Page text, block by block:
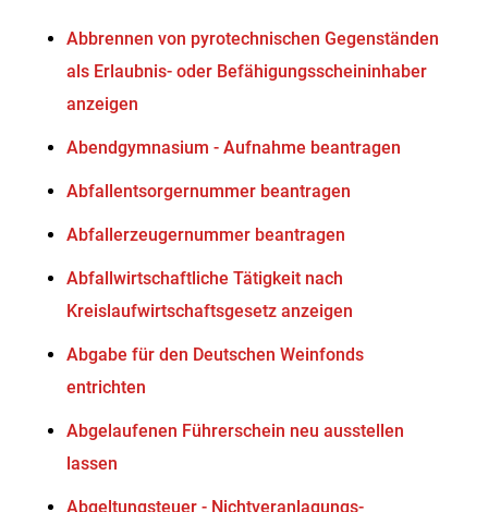
Abbrennen von pyrotechnischen Gegenständen
als Erlaubnis- oder Befähigungsscheininhaber
anzeigen
Abendgymnasium - Aufnahme beantragen
Abfallentsorgernummer beantragen
Abfallerzeugernummer beantragen
Abfallwirtschaftliche Tätigkeit nach
Kreislaufwirtschaftsgesetz anzeigen
Abgabe für den Deutschen Weinfonds
entrichten
Abgelaufenen Führerschein neu ausstellen
lassen
Abgeltungsteuer - Nichtveranlagungs-